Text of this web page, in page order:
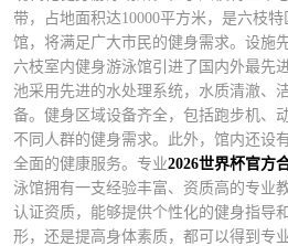
带，占地面积达10000平方米，是六枝
馆，将满足广大市民的健身需求。设施
六枝室内健身游泳馆引进了国内外最先
池采用先进的水处理系统，水质清澈、
备。健身区域设备齐全，包括跑步机、
不同人群的健身需求。此外，馆内还设
全面的健康服务。专业2026世界杯官方
泳馆拥有一支经验丰富、资质高的专业
认证资质，能够提供个性化的健身指导
形，还是提高身体素质，都可以得到专